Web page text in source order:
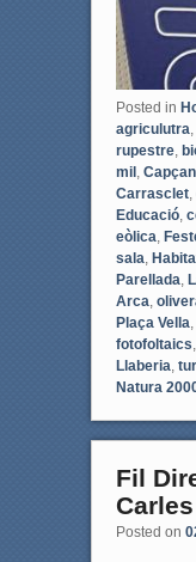
Posted in
agriculutra,
rupestre,
mil ,
Carrasclet,
Educació,
eòlica,
sala,
Parellada,
Arca,
Plaça Vella,
fotofoltaics,
Llaberia,
Natura
Fil
Posted on